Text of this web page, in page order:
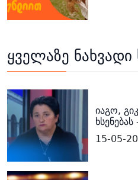
ყველაზე ნახვადი
იაგო,
15-05-